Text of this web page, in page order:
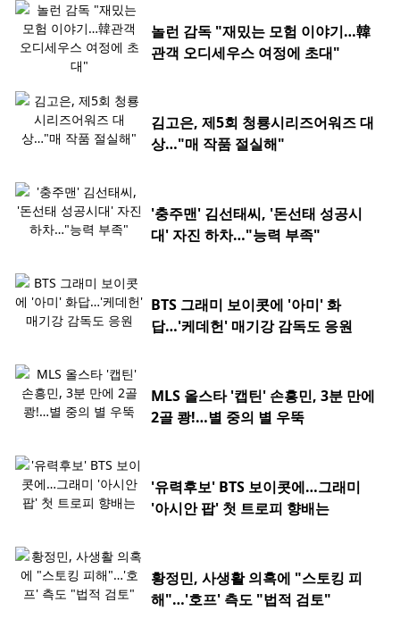
놀런 감독 "재밌는 모험 이야기…韓
관객 오디세우스 여정에 초대"
김고은, 제5회 청룡시리즈어워즈 대
상…"매 작품 절실해"
'충주맨' 김선태씨, '돈선태 성공시
대' 자진 하차…"능력 부족"
BTS 그래미 보이콧에 '아미' 화
답…'케데헌' 매기강 감독도 응원
MLS 올스타 '캡틴' 손흥민, 3분 만에
2골 쾅!…별 중의 별 우뚝
'유력후보' BTS 보이콧에…그래미
'아시안 팝' 첫 트로피 향배는
황정민, 사생활 의혹에 "스토킹 피
해"…'호프' 측도 "법적 검토"